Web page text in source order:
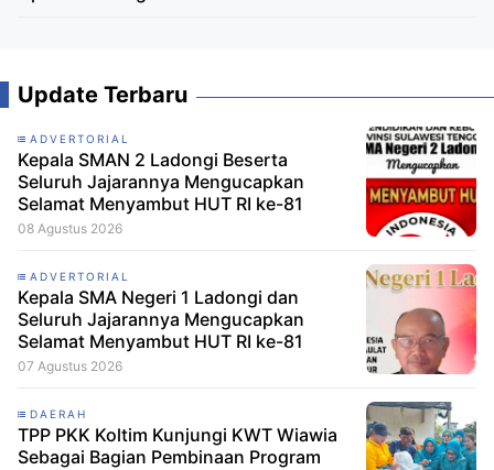
Update Terbaru
ADVERTORIAL
Kepala SMAN 2 Ladongi Beserta
Seluruh Jajarannya Mengucapkan
Selamat Menyambut HUT RI ke-81
08 Agustus 2026
ADVERTORIAL
Kepala SMA Negeri 1 Ladongi dan
Seluruh Jajarannya Mengucapkan
Selamat Menyambut HUT RI ke-81
07 Agustus 2026
DAERAH
TPP PKK Koltim Kunjungi KWT Wiawia
Sebagai Bagian Pembinaan Program